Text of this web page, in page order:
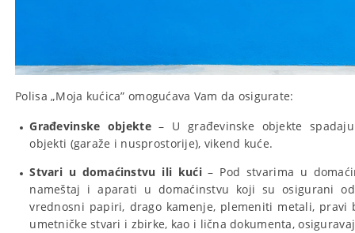
Polisa „Moja kućica” omogućava Vam da osigurate:
Građevinske objekte– U građevinske objekte
objekti (garaže i nusprostorije), vikend kuće.
Stvari u domaćinstvu ili kući– Pod stvarima u
nameštaj i aparati u domaćinstvu koji su osigurani
vrednosni papiri, drago kamenje, plemeniti metali,
umetničke stvari i zbirke, kao i lična dokumenta,